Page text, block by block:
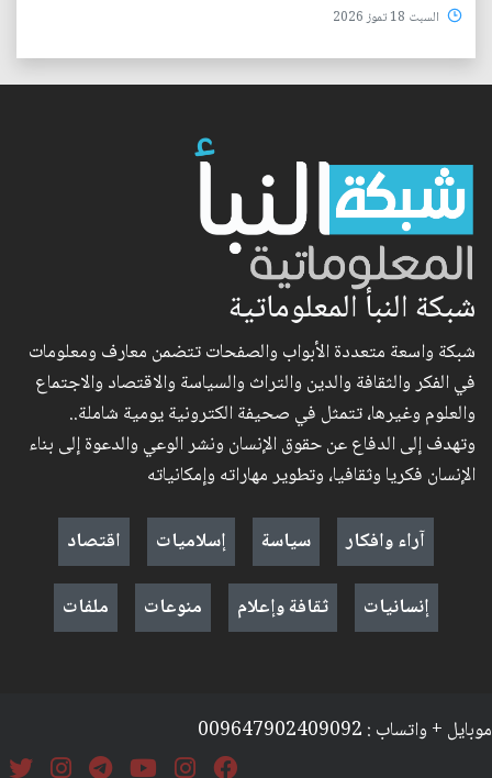
السبت 18 تموز 2026
شبكة النبأ المعلوماتية
شبكة واسعة متعددة الأبواب والصفحات تتضمن معارف ومعلومات
في الفكر والثقافة والدين والتراث والسياسة والاقتصاد والاجتماع
والعلوم وغيرها، تتمثل في صحيفة الكترونية يومية شاملة..
وتهدف إلى الدفاع عن حقوق الإنسان ونشر الوعي والدعوة إلى بناء
الإنسان فكريا وثقافيا، وتطوير مهاراته وإمكانياته
آراء وافكار
سياسة إسلاميات
اقتصاد
إنسانيات
ثقافة وإعلام منوعات ملفات
موبايل + واتساب : 009647902409092